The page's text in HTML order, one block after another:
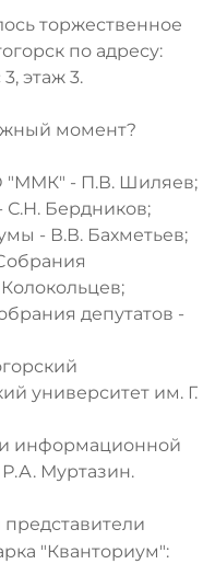
торжественное
по адресу:
этаж 3.
момент?
"ММК" - П.В. Шиляев;
С.Н. Бердников;
- В.В. Бахметьев;
депутатов -
университет им. Г.
информационной
Муртазин.
"Кванториум":